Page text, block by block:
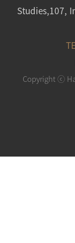
Studies,107,
Copyright ⓒ